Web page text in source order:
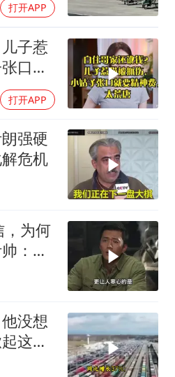
打开APP
子惹
口就
打开APP
强硬
危机
，为何
：杀
没想
这么